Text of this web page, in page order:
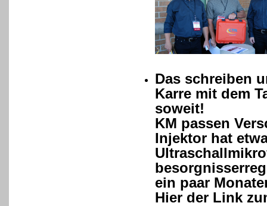
Das schreiben
Karre mit dem
soweit!
KM passen
Injektor hat
ein paar
Hier der Link